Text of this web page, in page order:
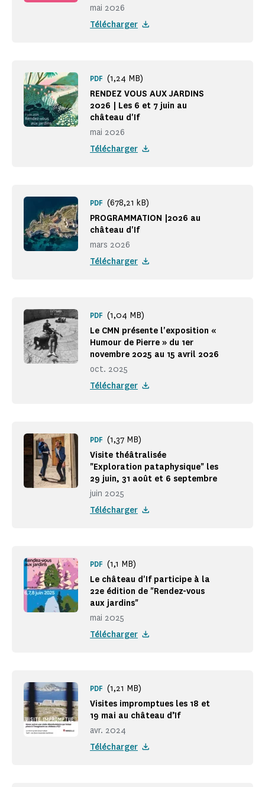
mai 2026
Télécharger
RENDEZ VOUS AUX JARDINS
2026 | Les 6 et 7 juin au
château d'If
mai 2026
PDF (1,24 MB)
Télécharger
PROGRAMMATION |2026 au
château d'If
mars 2026
PDF (678,21 kB)
Télécharger
Le CMN présente l'exposition «
Humour de Pierre » du 1er
novembre 2025 au 15 avril 2026
oct. 2025
PDF (1,04 MB)
Télécharger
Visite théâtralisée
"Exploration pataphysique" les
29 juin, 31 août et 6 septembre
juin 2025
PDF (1,37 MB)
Télécharger
Le château d'If participe à la
22e édition de "Rendez-vous
aux jardins"
mai 2025
PDF (1,1 MB)
Télécharger
Visites impromptues les 18 et
19 mai au château d’If
avr. 2024
PDF (1,21 MB)
Télécharger